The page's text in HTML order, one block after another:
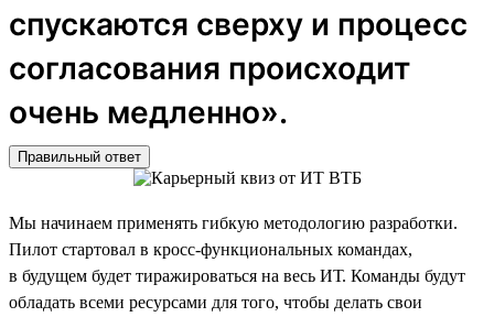
спускаются сверху и процесс
согласования происходит
очень медленно».
Правильный ответ
Мы начинаем применять гибкую методологию разработки.
Пилот стартовал в кросс-функциональных командах,
в будущем будет тиражироваться на весь ИТ. Команды будут
обладать всеми ресурсами для того, чтобы делать свои